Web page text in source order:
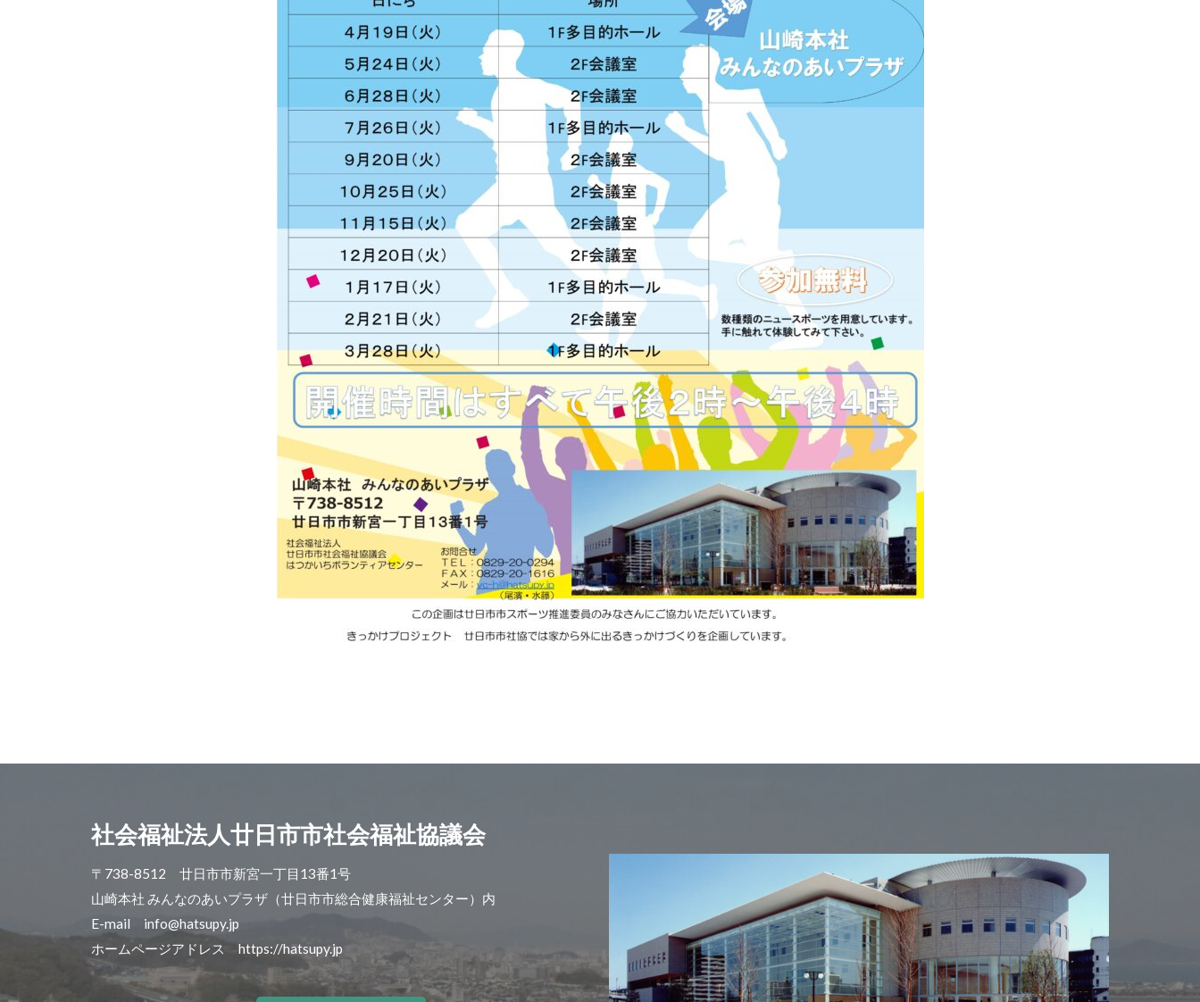
社会福祉法人廿日市市社会福祉協議会
〒738-8512 廿日市市新宮一丁目13番1号
山崎本社 みんなのあいプラザ（廿日市市総合健康福祉センター）内
E-mail info@hatsupy.jp
ホームページアドレス https://hatsupy.jp